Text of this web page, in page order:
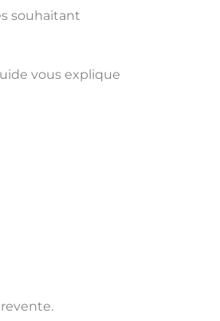
souhaitant
vous explique